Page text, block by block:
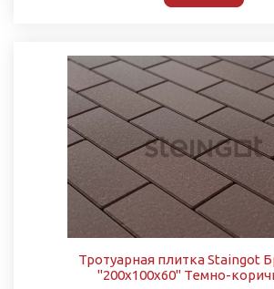
Тротуарная плитка Staingot
"200х100х60" Темно-